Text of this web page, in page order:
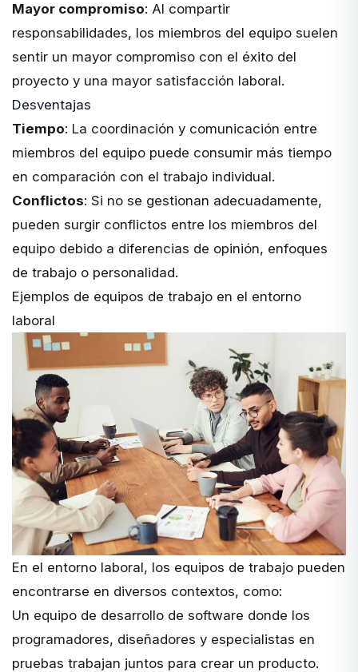
Mayor compromiso: Al compartir
responsabilidades, los miembros del equipo suelen
sentir un mayor compromiso con el éxito del
proyecto y una mayor satisfacción laboral.
Desventajas
Tiempo: La coordinación y comunicación entre
miembros del equipo puede consumir más tiempo
en comparación con el trabajo individual.
Conflictos: Si no se gestionan adecuadamente,
pueden surgir conflictos entre los miembros del
equipo debido a diferencias de opinión, enfoques
de trabajo o personalidad.
Ejemplos de equipos de trabajo en el entorno
laboral
En el entorno laboral, los equipos de trabajo pueden
encontrarse en diversos contextos, como:
Un equipo de desarrollo de software donde los
programadores, diseñadores y especialistas en
pruebas trabajan juntos para crear un producto.